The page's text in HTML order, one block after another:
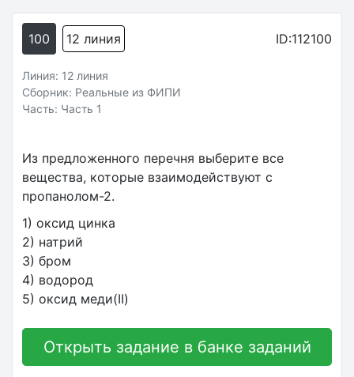
100 12 линия ID:112100
Линия: 12 линия
Сборник: Реальные из ФИПИ
Часть: Часть 1
Из предложенного перечня выберите все
вещества, которые взаимодействуют с
пропанолом-2.
1) оксид цинка
2) натрий
3) бром
4) водород
5) оксид меди(II)
Открыть задание в банке заданий